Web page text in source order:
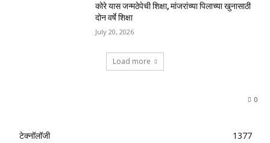
कोरे यास जन्मठेपेची शिक्षा, मांजरांच्या पिलाच्या खुनासाठी
दोन वर्षे शिक्षा
July 20, 2026
Load more
0
टेक्नॉलॉजी
1377